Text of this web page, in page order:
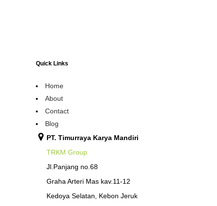
Quick Links
Home
About
Contact
Blog
PT. Timurraya Karya Mandiri
TRKM Group
Jl.Panjang no.68
Graha Arteri Mas kav.11-12
Kedoya Selatan, Kebon Jeruk